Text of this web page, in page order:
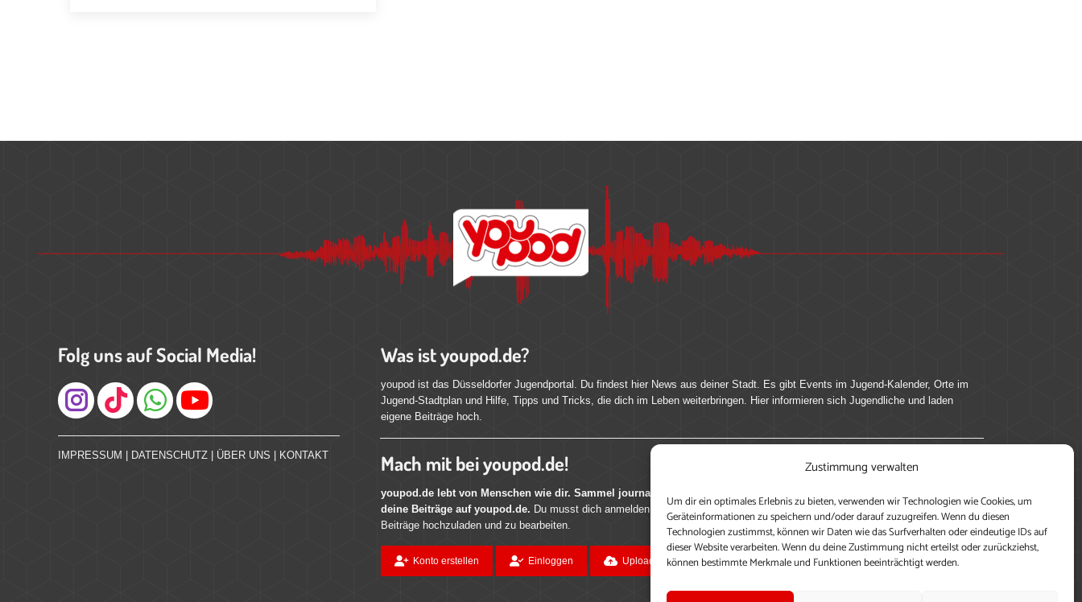
Zustimmung verwalten
Um dir ein optimales Erlebnis zu bieten, verwenden wir Technologien wie Cookies, um
Geräteinformationen zu speichern und/oder darauf zuzugreifen. Wenn du diesen
Technologien zustimmst, können wir Daten wie das Surfverhalten oder eindeutige IDs auf
dieser Website verarbeiten. Wenn du deine Zustimmung nicht erteilst oder zurückziehst,
können bestimmte Merkmale und Funktionen beeinträchtigt werden.
Folg uns auf Social Media!
Instagram
IMPRESSUM | DATENSCHUTZ | ÜBER UNS | KONTAKT
Was ist youpod.de?
youpod ist das Düsseldorfer Jugendportal. Du findest hier News aus deiner Stadt. Es gibt Events im Jugend-Kalender, Orte im
Jugend-Stadtplan und Hilfe, Tipps und Tricks, die dich im Leben weiterbringen. Hier informieren sich Jugendliche und laden
eigene Beiträge hoch.
Mach mit bei youpod.de!
youpod.de lebt von Menschen wie dir. Sammel journalistische Erfahrung, teile deine Perspektive und veröffentliche
deine Beiträge auf youpod.de. Du musst dich anmelden, um alle Funktionen nutzen zu können, ein Profil anzulegen, eigene
Beiträge hochzuladen und zu bearbeiten.
Konto erstellen Einloggen Upload ohne Login